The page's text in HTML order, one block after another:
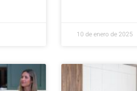
10 de enero de 2025